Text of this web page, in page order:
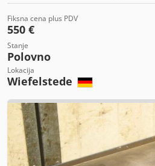
Fiksna cena plus PDV
550 €
Stanje
Polovno
Lokacija
Wiefelstede